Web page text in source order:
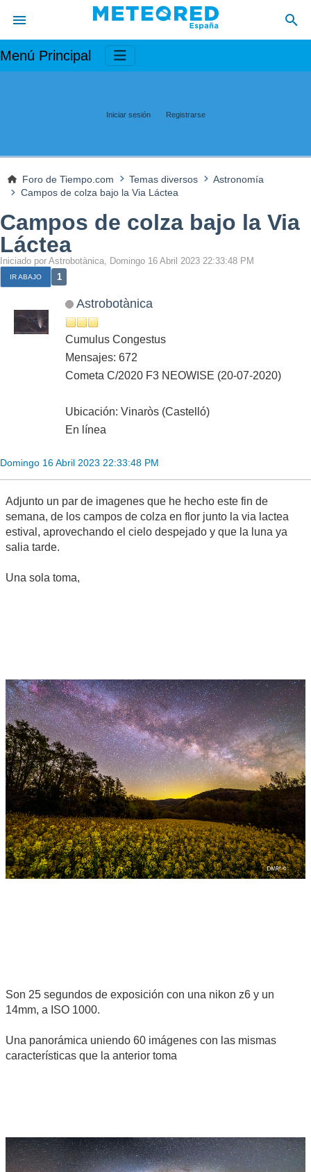
Menú Principal
Iniciar sesión Registrarse
Foro de Tiempo.com Temas diversos
Astronomía
Campos de colza bajo la Via Láctea
Campos de colza bajo la Via
Láctea
Iniciado por Astrobotànica, Domingo 16 Abril 2023 22:33:48 PM
IR ABAJO 1
Astrobotànica
Cumulus Congestus
Mensajes: 672
Cometa C/2020 F3 NEOWISE (20-07-2020)
Ubicación: Vinaròs (Castelló)
En línea
Domingo 16 Abril 2023 22:33:48 PM
Adjunto un par de imagenes que he hecho este fin de
semana, de los campos de colza en flor junto la via lactea
estival, aprovechando el cielo despejado y que la luna ya
salia tarde.
Una sola toma,
Son 25 segundos de exposición con una nikon z6 y un
14mm, a ISO 1000.
Una panorámica uniendo 60 imágenes con las mismas
características que la anterior toma